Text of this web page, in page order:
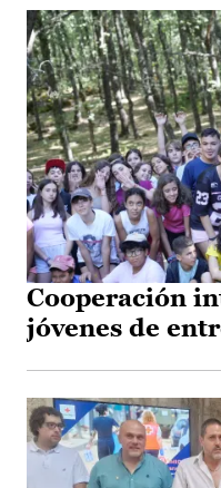
Cooperación
jóvenes de